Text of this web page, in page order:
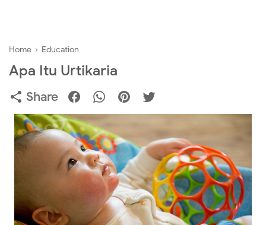
Home › Education
Apa Itu Urtikaria
Share